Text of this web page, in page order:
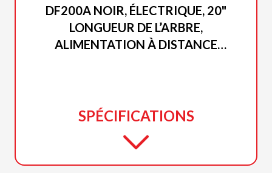
DF200A NOIR, ÉLECTRIQUE, 20"
LONGUEUR DE L’ARBRE,
ALIMENTATION À DISTANCE
SPÉCIFICATIONS